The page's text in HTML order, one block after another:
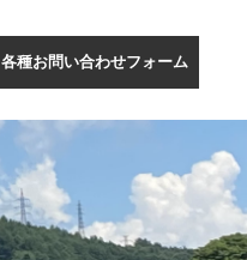
各種お問い合わせフォーム